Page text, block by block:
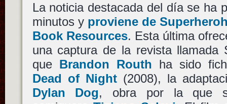
La noticia destacada del día se ha
minutos y proviene de
Book Resources. Esta última
una captura de la revista llamada
que Brandon Routh ha sido
Dead of Night(2008), la
Dylan Dog, obra por la que